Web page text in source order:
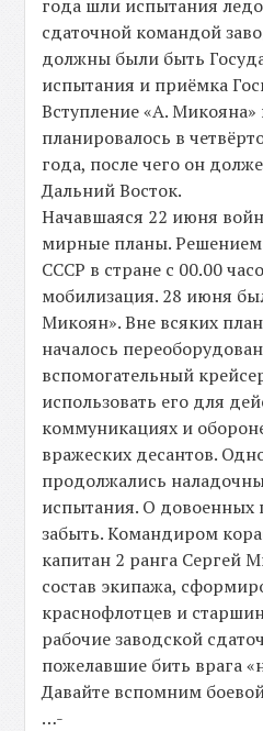
года шли испытания
сдаточной командой
должны были быть
испытания и приёмка
Вступление «А. Микояна»
планировалось в
года, после чего он
Дальний Восток.
Начавшаяся 22 июня
мирные планы. Решением
СССР в стране с 00.00
мобилизация. 28 июня
Микоян». Вне всяких
началось
вспомогательный
использовать его для
коммуникациях и
вражеских десантов.
продолжались
испытания. О довоенных
забыть. Командиром
капитан 2 ранга Сергей
состав экипажа,
краснофлотцев и
рабочие заводской
пожелавшие бить врага
Давайте вспомним
…-